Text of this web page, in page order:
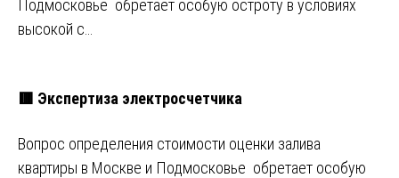
Подмосковье обретает особую остроту в условиях
высокой с…
🟥 Экспертиза электросчетчика
Вопрос определения стоимости оценки залива
квартиры в Москве и Подмосковье обретает особую